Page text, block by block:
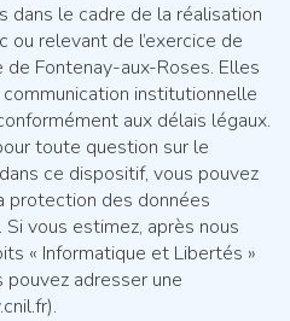
dans le cadre de la réalisation
ou relevant de l’exercice de
de Fontenay-aux-Roses. Elles
institutionnelle
aux délais légaux.
toute question sur le
ce dispositif, vous pouvez
protection des données
. Si vous estimez, après nous
« Informatique et Libertés »
adresser une